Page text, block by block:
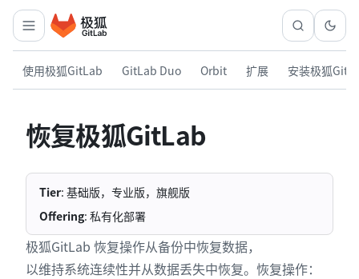
使用极狐GitLab GitLab Duo Orbit 扩展 安装极狐
恢复极狐GitLab
Tier: 基础版，专业版，旗舰版
Offering: 私有化部署
极狐GitLab 恢复操作从备份中恢复数据，
以维持系统连续性并从数据丢失中恢复。恢复操作：